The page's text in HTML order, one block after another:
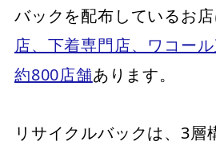
バックを配布しているお店
店、下着専門店、ワコー
約800店舗あります。
リサイクルバックは、3層